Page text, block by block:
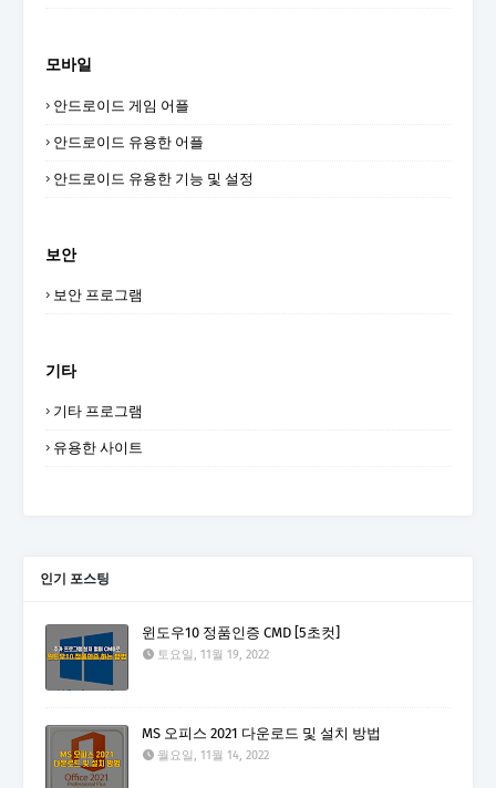
모바일
안드로이드 게임 어플
안드로이드 유용한 어플
안드로이드 유용한 기능 및 설정
보안
보안 프로그램
기타
기타 프로그램
유용한 사이트
인기 포스팅
윈도우10 정품인증 CMD [5초컷]
토요일, 11월 19, 2022
MS 오피스 2021 다운로드 및 설치 방법
월요일, 11월 14, 2022